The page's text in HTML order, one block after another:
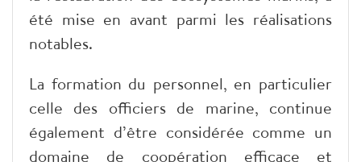
été mise en avant parmi les réalisations
notables.
La formation du personnel, en particulier
celle des officiers de marine, continue
également d’être considérée comme un
domaine de coopération efficace et